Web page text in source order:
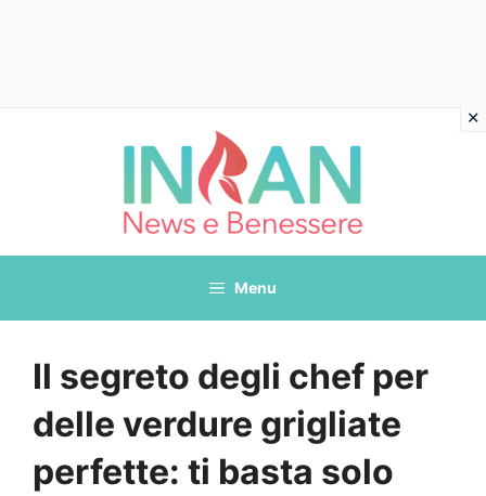
Menu
Il segreto degli chef per
delle verdure grigliate
perfette: ti basta solo